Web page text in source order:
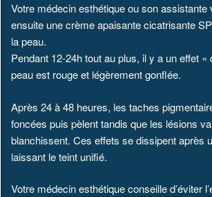
Votre médecin esthétique ou son assistante
ensuite une crème apaisante cicatrisante
la peau.
Pendant 12-24h tout au plus, il y a un effet «
peau est rouge et légèrement gonflée.
Après 24 à 48 heures, les taches
foncées puis pèlent tandis que les lésions
blanchissent. Ces effets se dissipent après
laissant le teint unifié.
Votre médecin esthétique conseille d’éviter